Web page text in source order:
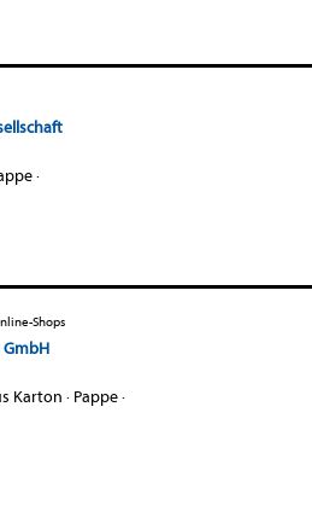
·
Shops
Karton · Pappe·